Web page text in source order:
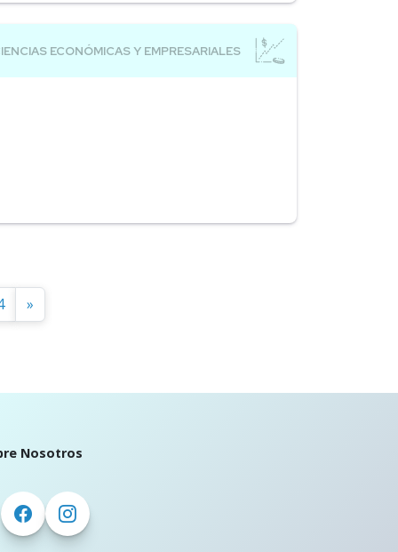
»
Nosotros